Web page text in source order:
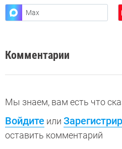
Max
Комментарии
Мы знаем, вам есть что
Войдите или
оставить комментарий